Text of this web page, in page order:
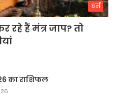
धर्म
रहे हैं मंत्र जाप? तो
का राशिफल